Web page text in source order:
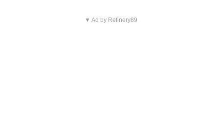
▼ Ad by Refinery89